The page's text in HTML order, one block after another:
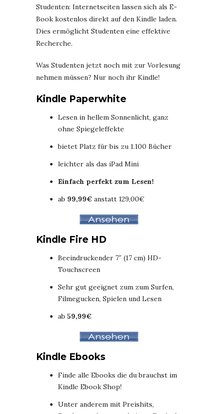
Studenten: Internetseiten lassen sich als E-
Book kostenlos direkt auf den Kindle laden.
Dies ermöglicht Studenten eine effektive
Recherche.
Was Studenten jetzt noch mit zur Vorlesung
nehmen müssen? Nur noch ihr Kindle!
Kindle Paperwhite
Lesen in hellem Sonnenlicht, ganz
ohne Spiegeleffekte
bietet Platz für bis zu 1.100 Bücher
leichter als das iPad Mini
Einfach perfekt zum Lesen!
ab 99,99€ anstatt 129,00€
Kindle Fire HD
Beeindruckender 7″ (17 cm) HD-
Touchscreen
Sehr gut geeignet zum zum Surfen,
Filmegucken, Spielen und Lesen
ab 59,99€
Kindle Ebooks
Finde alle Ebooks die du brauchst im
Kindle Ebook Shop!
Unter anderem mit Preishits,